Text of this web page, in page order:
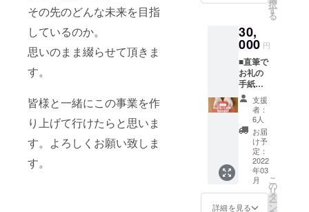
その先のどんな未来を目指
しているのか。
思いのまま綴らせて頂きま
す。
皆様と一緒にこの事業を作
り上げて行けたらと思いま
す。よろしくお願い致しま
す。
TEAの
た静岡
県内茶
葉を60g
お送り
しま
す。
（約36
杯分）
・・・
一回当
たり約
5gほど
使用
し、3煎
目まで
お楽し
み頂け
択
す
る
30,
000 円
■直筆で
お礼の
手紙を
お送り
致しま
す。
もっと
もっと
応援プ
ラン！
もっと
もっと
もっと
応援し
支援
者：
6人
お届
け予
定：
2022
年03
月
詳細を見る
こ
の
リ
タ
ー
ン